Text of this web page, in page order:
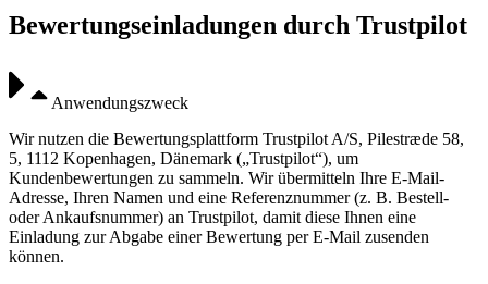
Bewertungseinladungen durch Trustpilot
Anwendungszweck
Wir nutzen die Bewertungsplattform Trustpilot A/S, Pilestræde 58,
5, 1112 Kopenhagen, Dänemark („Trustpilot“), um
Kundenbewertungen zu sammeln. Wir übermitteln Ihre E-Mail-
Adresse, Ihren Namen und eine Referenznummer (z. B. Bestell-
oder Ankaufsnummer) an Trustpilot, damit diese Ihnen eine
Einladung zur Abgabe einer Bewertung per E-Mail zusenden
können.